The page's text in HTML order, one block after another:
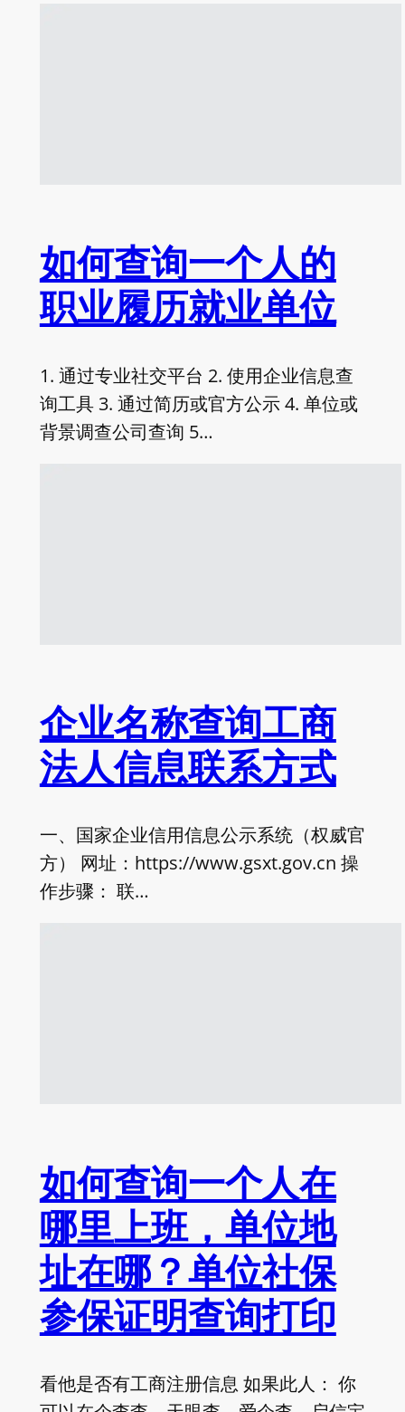
如何查询一个人的
职业履历就业单位
1. 通过专业社交平台 2. 使用企业信息查
询工具 3. 通过简历或官方公示 4. 单位或
背景调查公司查询 5…
企业名称查询工商
法人信息联系方式
一、国家企业信用信息公示系统（权威官
方） 网址：https://www.gsxt.gov.cn 操
作步骤： 联…
如何查询一个人在
哪里上班，单位地
址在哪？单位社保
参保证明查询打印
看他是否有工商注册信息 如果此人： 你